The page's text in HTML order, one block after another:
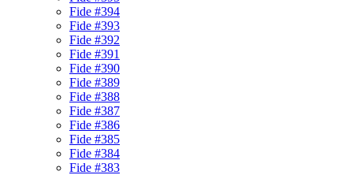
Fide #394
Fide #393
Fide #392
Fide #391
Fide #390
Fide #389
Fide #388
Fide #387
Fide #386
Fide #385
Fide #384
Fide #383